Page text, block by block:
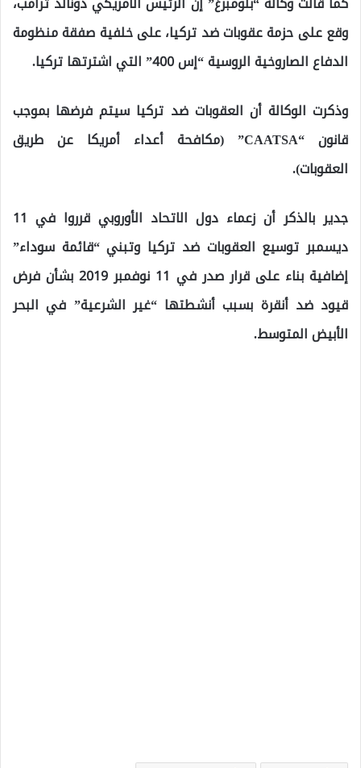
وقع على حزمة عقوبات ضد تركيا، على خلفية صفقة منظومة
الدفاع الصاروخية الروسية “إس 400” التي اشترتها تركيا.
وذكرت الوكالة أن العقوبات ضد تركيا سيتم فرضها بموجب
قانون “CAATSA” (مكافحة أعداء أمريكا عن طريق
العقوبات).
جدير بالذكر أن زعماء دول الاتحاد الأوروبي قرروا في 11
ديسمبر توسيع العقوبات ضد تركيا وتبني “قائمة سوداء”
إضافية بناء على قرار صدر في 11 نوفمبر 2019 بشأن فرض
قيود ضد أنقرة بسبب أنشطتها “غير الشرعية” في البحر
الأبيض المتوسط.